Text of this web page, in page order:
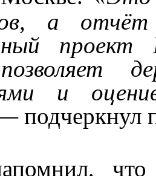
а
и
подчеркнул